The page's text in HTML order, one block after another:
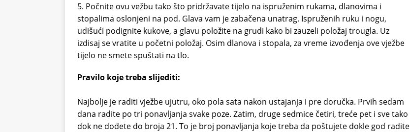
5. Počnite ovu vežbu tako što pridržavate tijelo na ispruženim rukama, dlanovima i
stopalima oslonjeni na pod. Glava vam je zabačena unatrag. Ispruženih ruku i nogu,
udišući podignite kukove, a glavu položite na grudi kako bi zauzeli položaj trougla. Uz
izdisaj se vratite u početni položaj. Osim dlanova i stopala, za vreme izvođenja ove vježbe
tijelo ne smete spuštati na tlo.
Pravilo koje treba slijediti:
Najbolje je raditi vježbe ujutru, oko pola sata nakon ustajanja i pre doručka. Prvih sedam
dana radite po tri ponavljanja svake poze. Zatim, druge sedmice četiri, treće pet i sve tako
dok ne dođete do broja 21. To je broj ponavljanja koje treba da poštujete dokle god radite